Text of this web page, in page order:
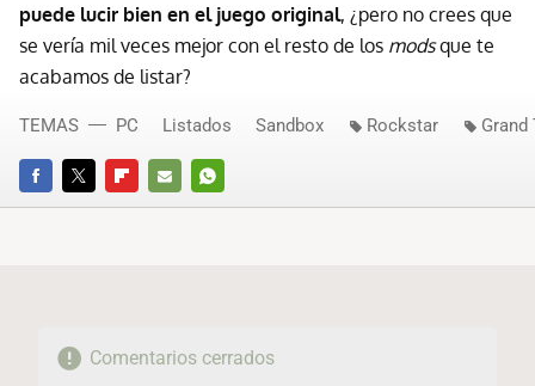
puede lucir bien en el juego original, ¿pero no crees que
se vería mil veces mejor con el resto de los modsque te
acabamos de listar?
FACEBOOKTWITTERFLIPBOARD
E-
WHATSAPP
TEMAS PC Listados Sandbox Rockstar
Comentarios cerrados